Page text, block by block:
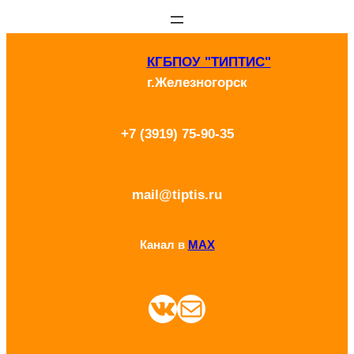
КГБПОУ "ТИПТИС"
г.Железногорск
+7 (3919) 75-90-35
mail@tiptis.ru
Канал в MAX
ВКонтакте Почта